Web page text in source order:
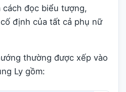
đọc biểu tượng,
định của tất cả phụ nữ
thường được xếp vào
Ly gồm: